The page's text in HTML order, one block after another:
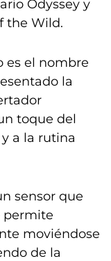
Odyssey y
the Wild.
es el nombre
la
toque del
a la rutina
sensor que
permite
moviéndose
de la